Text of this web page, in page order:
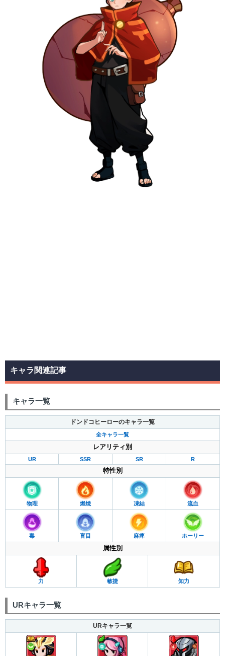
キャラ関連記事
キャラ一覧
ドンドコヒーローのキャラ一覧
全キャラ一覧
レアリティ別
UR SSR SR R
特性別
物理 燃焼 凍結 流血
毒 盲目 麻痺 ホーリー
属性別
力 敏捷 知力
URキャラ一覧
URキャラ一覧